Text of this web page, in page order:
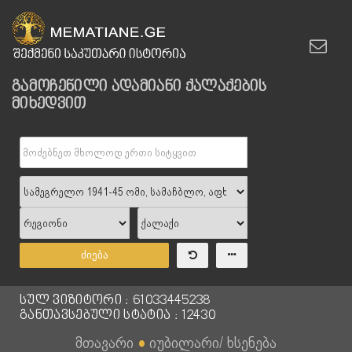
გამოჩენილი ადამიანი ქალაქების
მიხედვით
ძიება
სულ ვიზიტორი : 61033445238
განთავსებული სტატია : 12430
მთავარი ● იუბილარი/ ხსენება